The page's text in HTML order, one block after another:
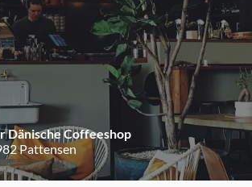
Dänische Coffeeshop
Pattensen